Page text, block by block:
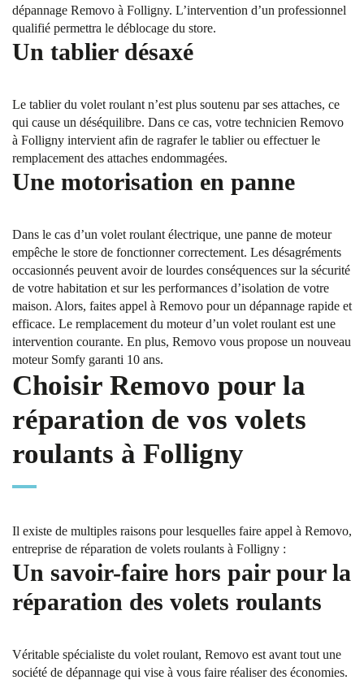
dépannage Removo à Folligny. L’intervention d’un professionnel
qualifié permettra le déblocage du store.
Un tablier désaxé
Le tablier du volet roulant n’est plus soutenu par ses attaches, ce
qui cause un déséquilibre. Dans ce cas, votre technicien Removo
à Folligny intervient afin de ragrafer le tablier ou effectuer le
remplacement des attaches endommagées.
Une motorisation en panne
Dans le cas d’un volet roulant électrique, une panne de moteur
empêche le store de fonctionner correctement. Les désagréments
occasionnés peuvent avoir de lourdes conséquences sur la sécurité
de votre habitation et sur les performances d’isolation de votre
maison. Alors, faites appel à Removo pour un dépannage rapide et
efficace. Le remplacement du moteur d’un volet roulant est une
intervention courante. En plus, Removo vous propose un nouveau
moteur Somfy garanti 10 ans.
Choisir Removo pour la
réparation de vos volets
roulants à Folligny
Il existe de multiples raisons pour lesquelles faire appel à Removo,
entreprise de réparation de volets roulants à Folligny :
Un savoir-faire hors pair pour la
réparation des volets roulants
Véritable spécialiste du volet roulant, Removo est avant tout une
société de dépannage qui vise à vous faire réaliser des économies.